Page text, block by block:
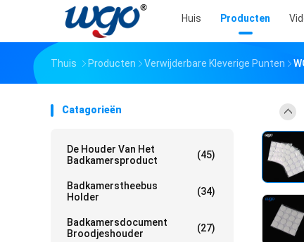
Huis Producten
Thuis Producten Verwijderbare Kleverige Punten
Catagorieën
De Houder Van Het
Badkamersproduct
(45)
Badkamerstheebus
Holder
(34)
Badkamersdocument
Broodjeshouder
(27)